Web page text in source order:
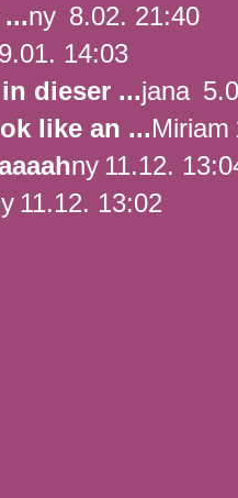
ny 8.02. 21:40
14:03
dieser ...jana
like an ...Miriam
ny 11.12.
11.12. 13:02